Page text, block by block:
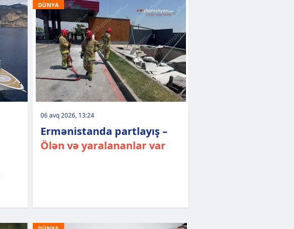
DÜNYA
06 avq 2026, 13:24
Ermənistanda partlayış –
Ölən və yaralananlar var